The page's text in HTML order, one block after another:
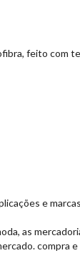
feito com
e
as
compra